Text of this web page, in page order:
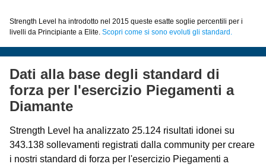
Strength Level ha introdotto nel 2015 queste esatte soglie percentili per i
livelli da Principiante a Elite. Scopri come si sono evoluti gli standard.
Dati alla base degli standard di
forza per l'esercizio Piegamenti a
Diamante
Strength Level ha analizzato 25.124 risultati idonei su
343.138 sollevamenti registrati dalla community per creare
i nostri standard di forza per l'esercizio Piegamenti a